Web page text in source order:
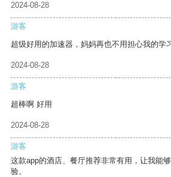
2024-08-28
游客
超级好用的加速器，妈妈再也不用担心我的学
2024-08-28
游客
超棒啊 好用
2024-08-28
游客
这款app的酒店、餐厅推荐非常有用，让我能
验。